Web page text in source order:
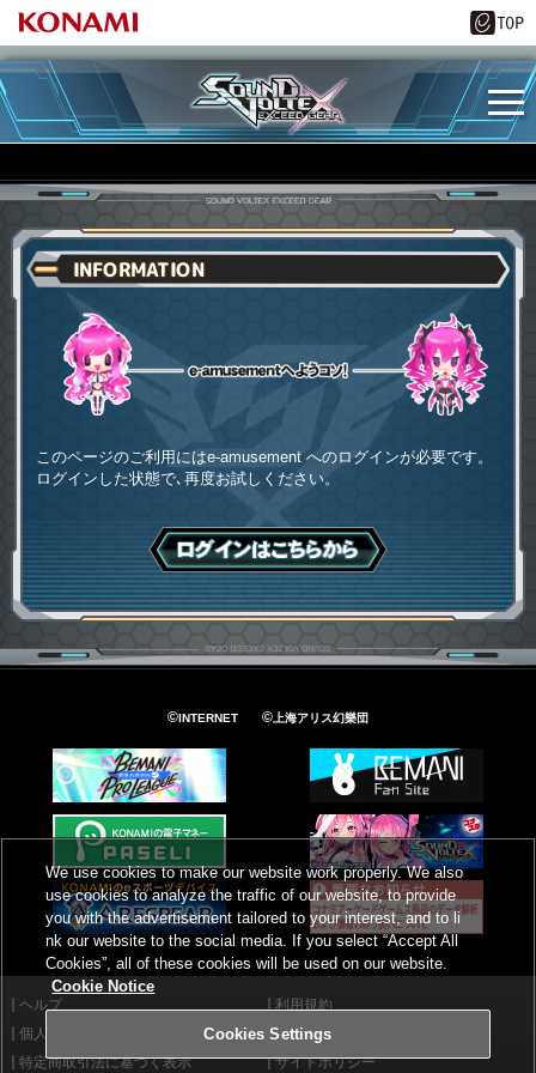
INFORMATION
このページのご利用にはe-amusement へのログインが必要です。
ログインした状態で､再度お試しください。
ログインはこちら
©INTERNET ©上海アリス幻樂団
ヘルプ
利用規約
個人情報等保護方針
外部送信について
特定商取引法に基づく表示
サイトポリシー
We use cookies to make our website work properly. We also
use cookies to analyze the traffic of our website, to provide
you with the advertisement tailored to your interest, and to li
nk our website to the social media. If you select “Accept All
Cookies”, all of these cookies will be used on our website.
Cookie Notice
Cookies Settings